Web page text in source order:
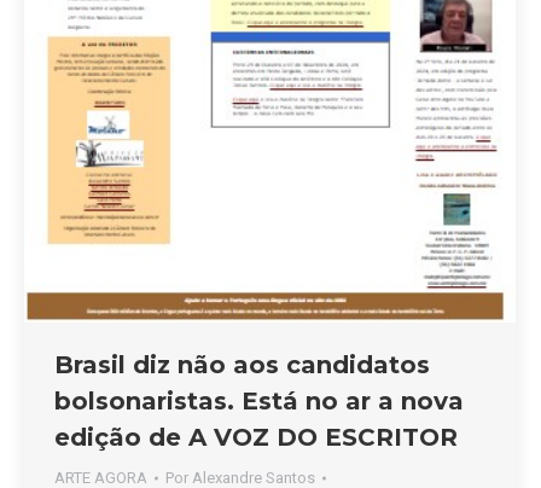
Brasil diz não aos candidatos
bolsonaristas. Está no ar a nova
edição de A VOZ DO ESCRITOR
ARTE AGORA Por Alexandre Santos